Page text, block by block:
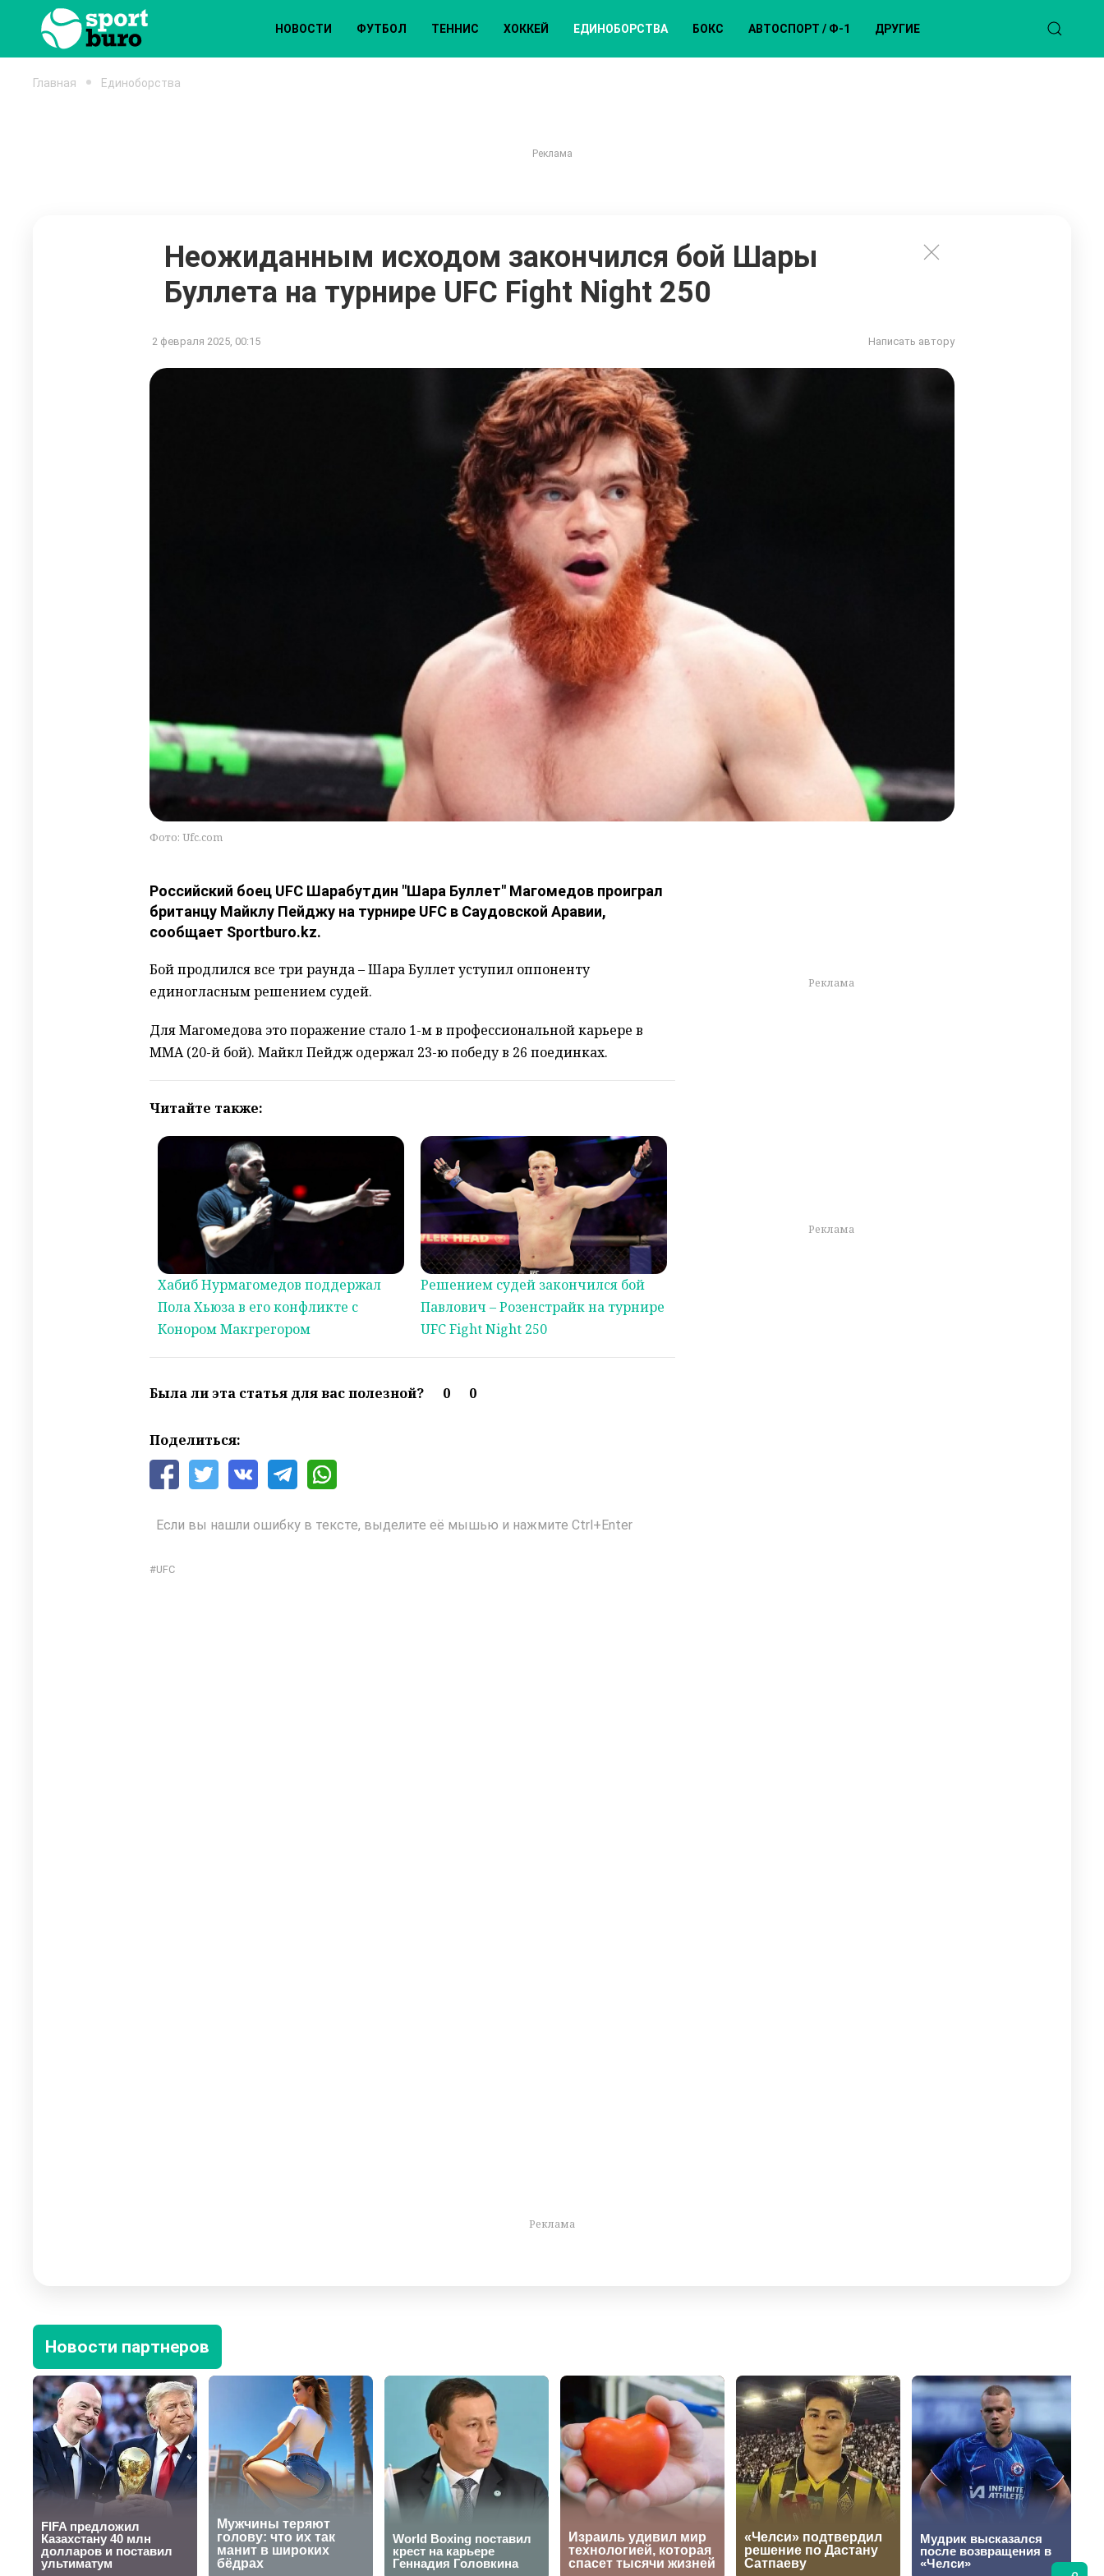
НОВОСТИ ФУТБОЛ ТЕННИС ХОККЕЙ ЕДИНОБОРСТВА БОКС АВТОСПОРТ / Ф-1 ДРУГИЕ
Главная Единоборства
Неожиданным исходом закончился бой Шары
Буллета на турнире UFC Fight Night 250
2 февраля 2025, 00:15 Написать автору
Фото: Ufc.com
Российский боец UFC Шарабутдин "Шара Буллет" Магомедов проиграл
британцу Майклу Пейджу на турнире UFC в Саудовской Аравии,
сообщает Sportburo.kz.
Бой продлился все три раунда – Шара Буллет уступил оппоненту
единогласным решением судей.
Для Магомедова это поражение стало 1-м в профессиональной карьере в
ММА (20-й бой). Майкл Пейдж одержал 23-ю победу в 26 поединках.
Читайте также:
Хабиб Нурмагомедов поддержал
Пола Хьюза в его конфликте с
Конором Макгрегором
Решением судей закончился бой
Павлович – Розенстрайк на турнире
UFC Fight Night 250
Была ли эта статья для вас полезной? 0 0
Поделиться:
Если вы нашли ошибку в тексте, выделите её мышью и нажмите Ctrl+Enter
UFC
Новости партнеров